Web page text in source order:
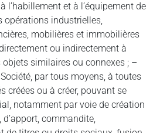
l’habillement et à l’équipement de
opérations industrielles,
mobilières et immobilières
ou indirectement à
objets similaires ou connexes ; –
par tous moyens, à toutes
créées ou à créer, pouvant se
notamment par voie de création
commandite,